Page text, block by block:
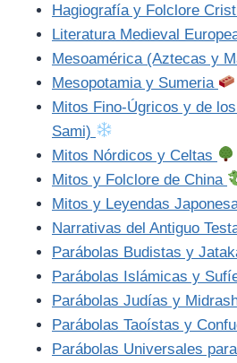
Hagiografía y Folclore
Literatura Medieval
Mesoamérica (Aztecas y
Mesopotamia y Sumeria
Mitos Fino-Úgricos y de
Sami)
Mitos Nórdicos y Celtas
Mitos y Folclore de China
Mitos y Leyendas
Narrativas del Antiguo
Parábolas Budistas y
Parábolas Islámicas y
Parábolas Judías y
Parábolas Taoístas y
Parábolas Universales